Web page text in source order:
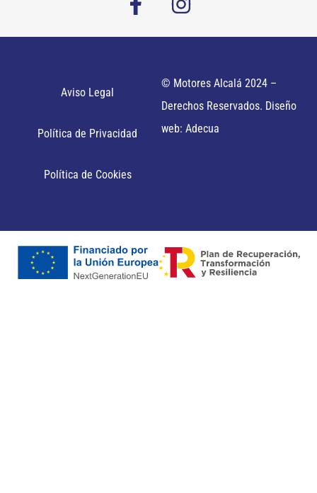
Aviso Legal
Política de Privacidad
Política de Cookies
© Motores Alcalá 2024 –
Derechos Reservados. Diseño
web: Adecua